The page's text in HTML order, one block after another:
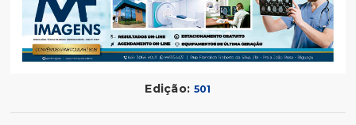
Edição: 501